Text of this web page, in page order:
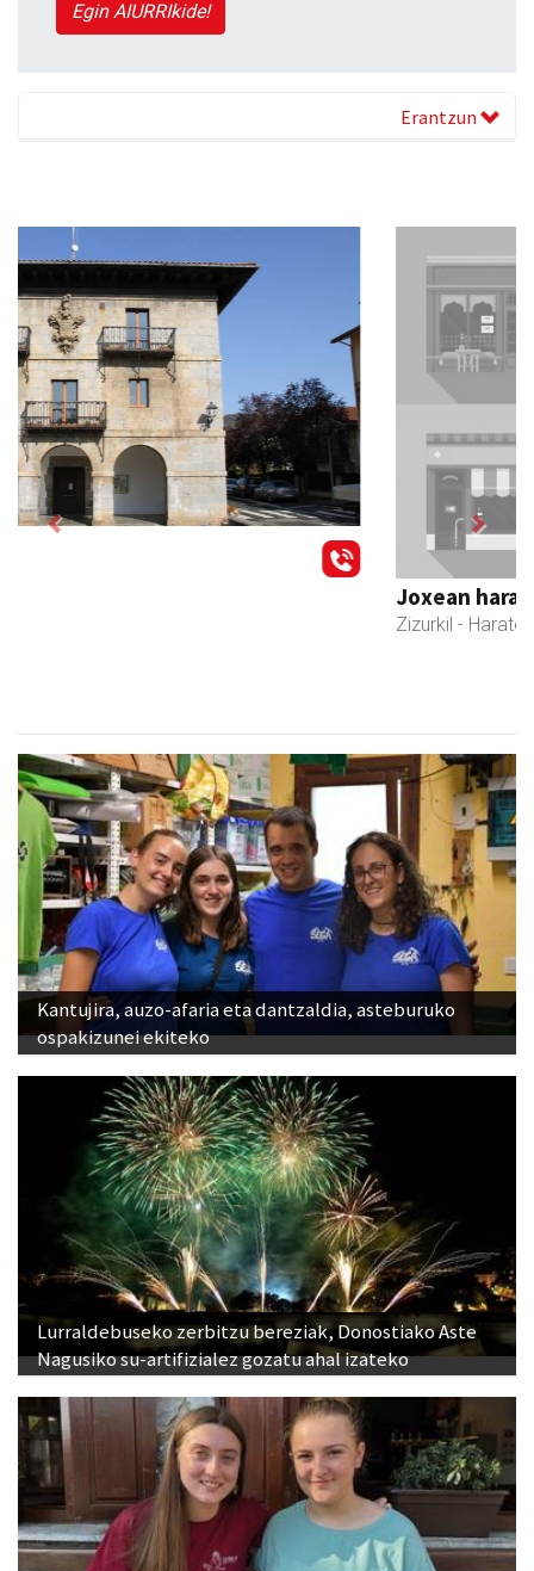
Egin AIURRIkide!
Erantzun
Previous Next
Kantujira, auzo-afaria eta dantzaldia, asteburuko
ospakizunei ekiteko
Lurraldebuseko zerbitzu bereziak, Donostiako Aste
Nagusiko su-artifizialez gozatu ahal izateko